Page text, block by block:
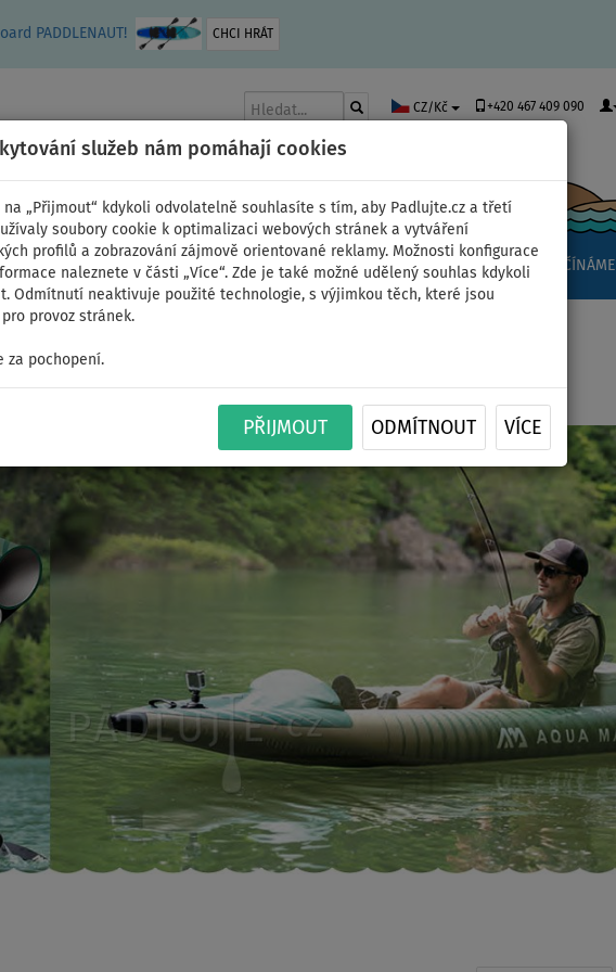
PADDLENAUT! CHCI HRÁT
služeb nám pomáhají cookies
„Přijmout“ kdykoli odvolatelně souhlasíte s tím, aby Padlujte.cz a třetí
soubory cookie k optimalizaci webových stránek a vytváření
profilů a zobrazování zájmově orientované reklamy. Možnosti konfigurace
naleznete v části „Více“. Zde je také možné udělený souhlas kdykoli
Odmítnutí neaktivuje použité technologie, s výjimkou těch, které jsou
provoz stránek.
za pochopení.
PŘIJMOUT ODMÍTNOUT VÍCE
CZ/Kč +420 467 409 090
ČLUNY A MOTORY PÁDLA PLACHTY OBLEČENÍ PŘÍSLUŠENSTVÍ ZAČÍNÁME